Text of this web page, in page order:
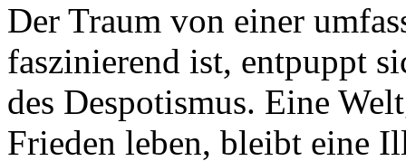
Der Traum von einer
faszinierend ist, entpuppt
des Despotismus. Eine
Frieden leben, bleibt eine